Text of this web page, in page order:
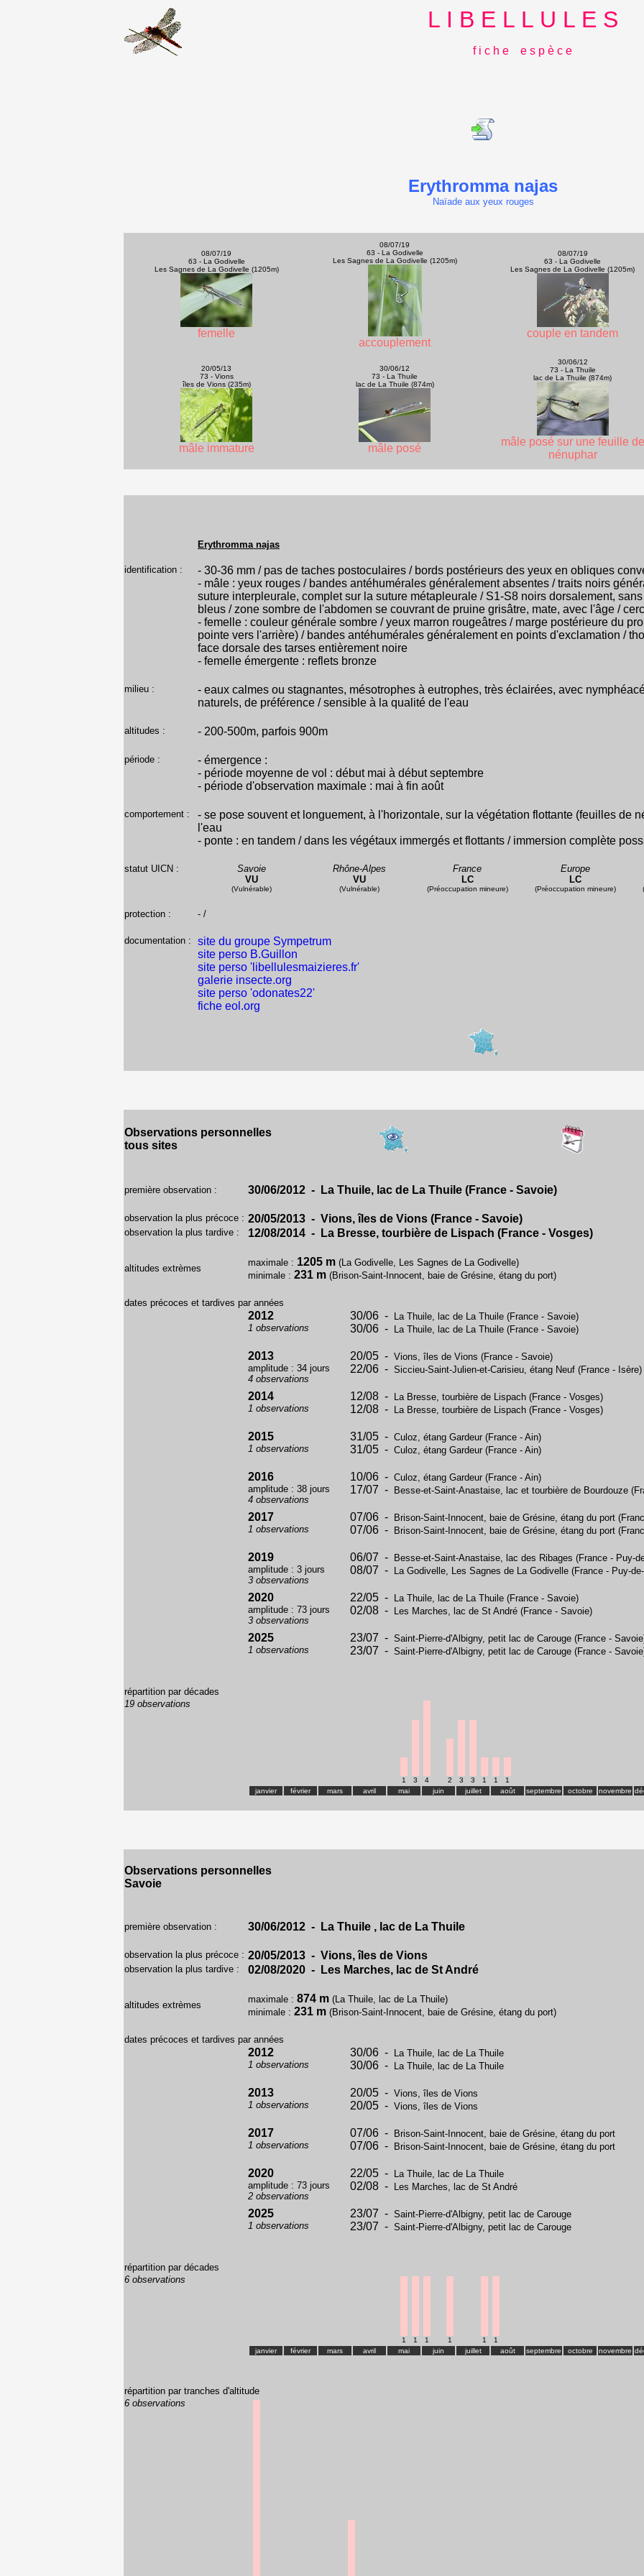
L I B E L L U L E S
f i c h e e s p è c e
Erythromma najas
Naïade aux yeux rouges
08/07/19
63 - La Godivelle
Les Sagnes de La Godivelle (1205m)
femelle
08/07/19
63 - La Godivelle
Les Sagnes de La Godivelle (1205m)
accouplement
08/07/19
63 - La Godivelle
Les Sagnes de La Godivelle (1205m)
couple en tandem
20/05/13
73 - Vions
îles de Vions (235m)
mâle immature
30/06/12
73 - La Thuile
lac de La Thuile (874m)
mâle posé
30/06/12
73 - La Thuile
lac de La Thuile (874m)
mâle posé sur une feuille de
nénuphar
Erythromma najas
identification :
- 30-36 mm / pas de taches postoculaires / bords postérieurs des yeux en obliques
- mâle : yeux rouges / bandes antéhumérales généralement absentes / traits noirs
suture interpleurale, complet sur la suture métapleurale / S1-S8 noirs dorsalement,
bleus / zone sombre de l'abdomen se couvrant de pruine grisâtre, mate, avec l'âge /
- femelle : couleur générale sombre / yeux marron rougeâtres / marge postérieure du
pointe vers l'arrière) / bandes antéhumérales généralement en points d'exclamation /
face dorsale des tarses entièrement noire
- femelle émergente : reflets bronze
milieu :
- eaux calmes ou stagnantes, mésotrophes à eutrophes, très éclairées, avec
naturels, de préférence / sensible à la qualité de l'eau
altitudes : - 200-500m, parfois 900m
période :
- émergence :
- période moyenne de vol : début mai à début septembre
- période d'observation maximale : mai à fin août
comportement :
- se pose souvent et longuement, à l'horizontale, sur la végétation flottante (feuilles de
l'eau
- ponte : en tandem / dans les végétaux immergés et flottants / immersion complète
statut UICN : Savoie Rhône-Alpes France Europe
VU
(Vulnérable)
VU
(Vulnérable)
LC
(Préoccupation mineure)
LC
(Préoccupation mineure)
protection : - /
documentation :
site du groupe Sympetrum
site perso B.Guillon
site perso 'libellulesmaizieres.fr'
galerie insecte.org
site perso 'odonates22'
fiche eol.org
Observations personnelles
tous sites
première observation : 30/06/2012 - La Thuile, lac de La Thuile (France - Savoie)
observation la plus précoce : 20/05/2013 - Vions, îles de Vions (France - Savoie)
observation la plus tardive : 12/08/2014 - La Bresse, tourbière de Lispach (France - Vosges)
altitudes extrèmes
maximale : 1205 m (La Godivelle, Les Sagnes de La Godivelle)
minimale : 231 m (Brison-Saint-Innocent, baie de Grésine, étang du port)
dates précoces et tardives par années
2012
1 observations
30/06 - La Thuile, lac de La Thuile (France - Savoie)
30/06 - La Thuile, lac de La Thuile (France - Savoie)
2013
amplitude : 34 jours
4 observations
20/05 - Vions, îles de Vions (France - Savoie)
22/06 - Siccieu-Saint-Julien-et-Carisieu, étang Neuf (France - Isère)
2014
1 observations
12/08 - La Bresse, tourbière de Lispach (France - Vosges)
12/08 - La Bresse, tourbière de Lispach (France - Vosges)
2015
1 observations
31/05 - Culoz, étang Gardeur (France - Ain)
31/05 - Culoz, étang Gardeur (France - Ain)
2016
amplitude : 38 jours
4 observations
10/06 - Culoz, étang Gardeur (France - Ain)
17/07 - Besse-et-Saint-Anastaise, lac et tourbière de Bourdouze
2017
1 observations
07/06 - Brison-Saint-Innocent, baie de Grésine, étang du port
07/06 - Brison-Saint-Innocent, baie de Grésine, étang du port
2019
amplitude : 3 jours
3 observations
06/07 - Besse-et-Saint-Anastaise, lac des Ribages (France - Puy-
08/07 - La Godivelle, Les Sagnes de La Godivelle (France - Puy-
2020
amplitude : 73 jours
3 observations
22/05 - La Thuile, lac de La Thuile (France - Savoie)
02/08 - Les Marches, lac de St André (France - Savoie)
2025
1 observations
23/07 - Saint-Pierre-d'Albigny, petit lac de Carouge (France -
23/07 - Saint-Pierre-d'Albigny, petit lac de Carouge (France -
répartition par décades
19 observations
1 3 4 2 3 3 1 1
1
janvier
février mars avril mai juin juillet août septembre octobre novembre
Observations personnelles
Savoie
première observation : 30/06/2012 - La Thuile , lac de La Thuile
observation la plus précoce : 20/05/2013 - Vions, îles de Vions
observation la plus tardive : 02/08/2020 - Les Marches, lac de St André
altitudes extrèmes
maximale : 874 m (La Thuile, lac de La Thuile)
minimale : 231 m (Brison-Saint-Innocent, baie de Grésine, étang du port)
dates précoces et tardives par années
2012
1 observations
30/06 - La Thuile, lac de La Thuile
30/06 - La Thuile, lac de La Thuile
2013
1 observations
20/05 - Vions, îles de Vions
20/05 - Vions, îles de Vions
2017
1 observations
07/06 - Brison-Saint-Innocent, baie de Grésine, étang du port
07/06 - Brison-Saint-Innocent, baie de Grésine, étang du port
2020
amplitude : 73 jours
2 observations
22/05 - La Thuile, lac de La Thuile
02/08 - Les Marches, lac de St André
2025
1 observations
23/07 - Saint-Pierre-d'Albigny, petit lac de Carouge
23/07 - Saint-Pierre-d'Albigny, petit lac de Carouge
répartition par décades
6 observations
1 1 1 1 1
1
janvier
février mars avril mai juin juillet août septembre octobre novembre
répartition par tranches d'altitude
6 observations